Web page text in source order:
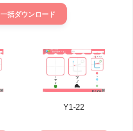
一括ダウンロード
Y1-22